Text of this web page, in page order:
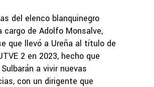
del elenco blanquinegro
cargo de Adolfo Monsalve,
que llevó a Ureña al título de
2 en 2023, hecho que
a vivir nuevas
con un dirigente que